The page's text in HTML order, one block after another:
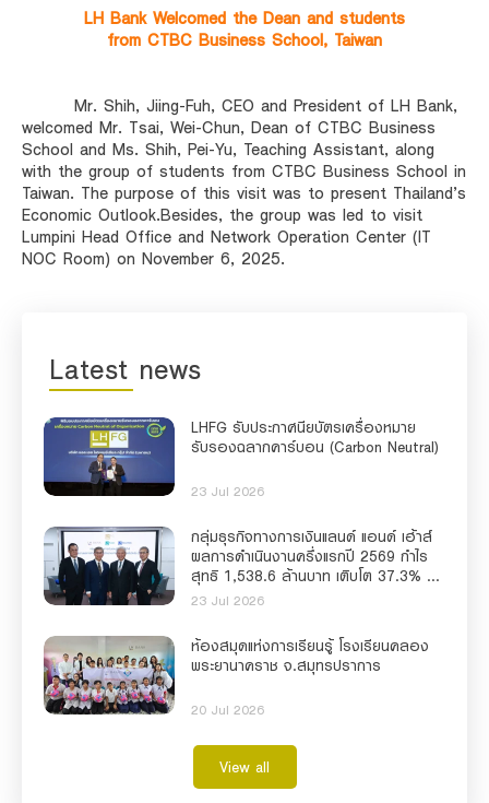
LH Bank Welcomed the Dean and students
from CTBC Business School, Taiwan
Mr. Shih, Jiing-Fuh, CEO and President of LH Bank,
welcomed Mr. Tsai, Wei-Chun, Dean of CTBC Business
School and Ms. Shih, Pei-Yu, Teaching Assistant, along
with the group of students from CTBC Business School in
Taiwan. The purpose of this visit was to present Thailand’s
Economic Outlook.Besides, the group was led to visit
Lumpini Head Office and Network Operation Center (IT
NOC Room) on November 6, 2025.
Latest news
LHFG รับประกาศนียบัตรเครื่องหมาย
รับรองฉลากคาร์บอน (Carbon Neutral)
23 Jul 2026
กลุ่มธุรกิจทางการเงินแลนด์ แอนด์ เฮ้าส์
ผลการดำเนินงานครึ่งแรกปี 2569 กำไร
สุทธิ 1,538.6 ล้านบาท เติบโต 37.3% สิน
เชื่อโต 6.7% ครึ่งปีหลังยกระดับบริการ
ยั่งยืน
23 Jul 2026
ห้องสมุดแห่งการเรียนรู้ โรงเรียนคลอง
พระยานาคราช จ.สมุทรปราการ
20 Jul 2026
View all